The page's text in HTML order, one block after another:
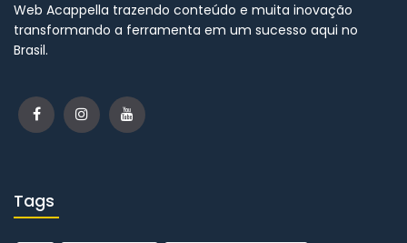
Web Acappella trazendo conteúdo e muita inovação
transformando a ferramenta em um sucesso aqui no
Brasil.
Tags